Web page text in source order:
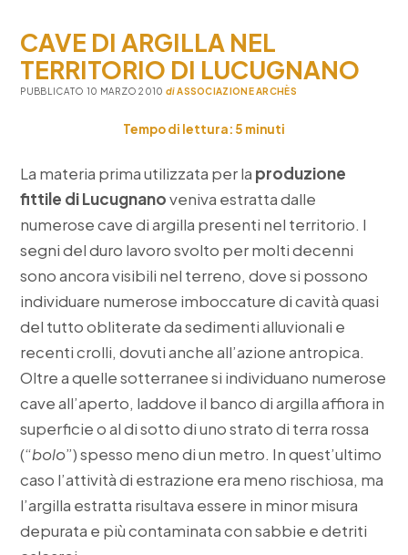
CAVE DI ARGILLA NEL
TERRITORIO DI LUCUGNANO
PUBBLICATO 10 MARZO 2010 diASSOCIAZIONE ARCHÈS
Tempo di lettura: 5 minuti
La materia prima utilizzata per la produzione
fittile di Lucugnanoveniva estratta dalle
numerose cave di argilla presenti nel territorio. I
segni del duro lavoro svolto per molti decenni
sono ancora visibili nel terreno, dove si possono
individuare numerose imboccature di cavità quasi
del tutto obliterate da sedimenti alluvionali e
recenti crolli, dovuti anche all’azione antropica.
Oltre a quelle sotterranee si individuano numerose
cave all’aperto, laddove il banco di argilla affiora in
superficie o al di sotto di uno strato di terra rossa
(“bolo”) spesso meno di un metro. In quest’ultimo
caso l’attività di estrazione era meno rischiosa, ma
l’argilla estratta risultava essere in minor misura
depurata e più contaminata con sabbie e detriti